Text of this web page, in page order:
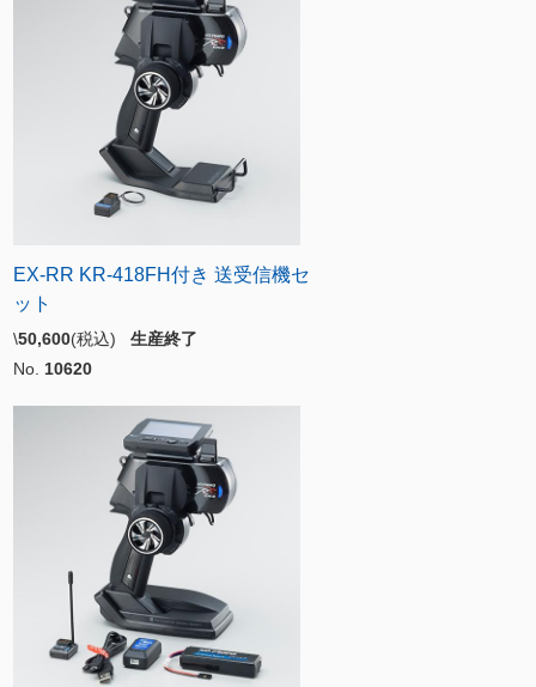
EX-RR KR-418FH付き 送受信機セ
ット
\50,600(税込) 生産終了
No. 10620